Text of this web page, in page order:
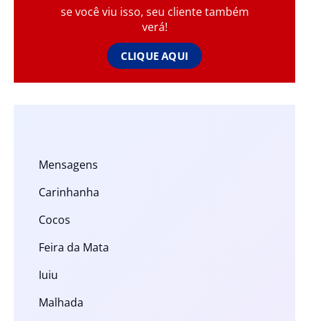
se você viu isso, seu cliente também
verá!
CLIQUE AQUI
Mensagens
Carinhanha
Cocos
Feira da Mata
Iuiu
Malhada